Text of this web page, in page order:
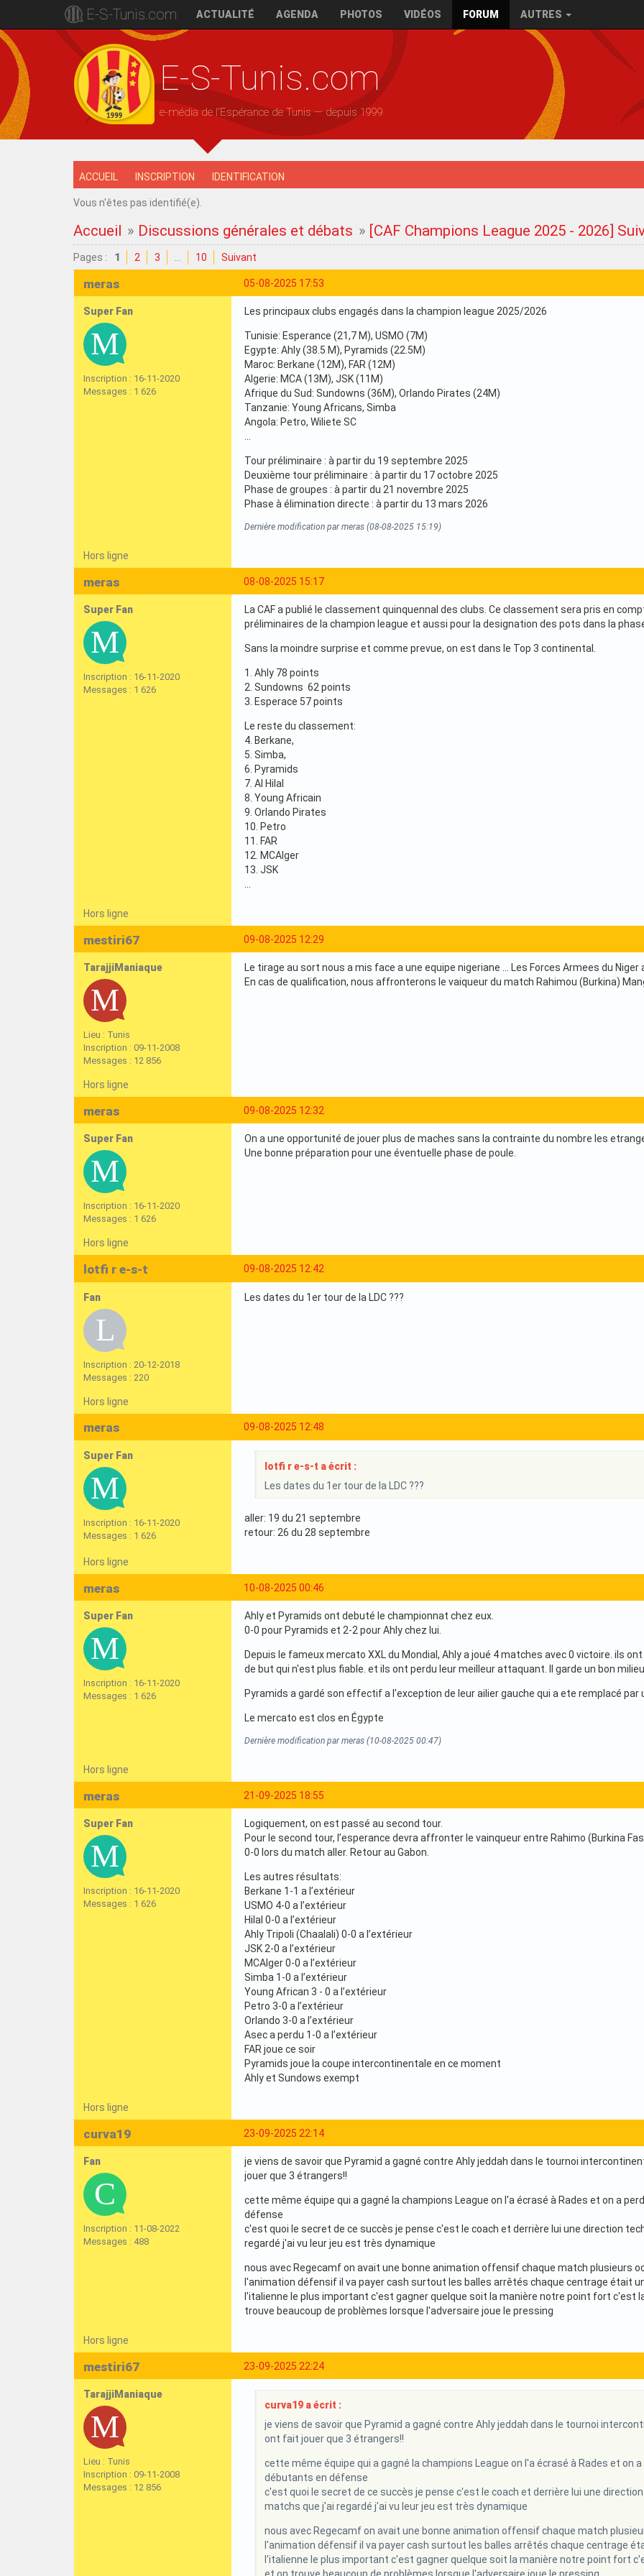
E-S-Tunis.com ACTUALITÉ AGENDA PHOTOS VIDÉOS FORUM AUTRES
E-S-Tunis.com
e-média de l'Espérance de Tunis — depuis 1999
ACCUEIL INSCRIPTION IDENTIFICATION
Vous n'êtes pas identifié(e).
Accueil » Discussions générales et débats » [CAF Champions League 2025 - 2026]
Pages : 1 2 3 10 Suivant
05-08-2025 17:53
meras
Super Fan
Inscription : 16-11-2020
Messages : 1 626
Les principaux clubs engagés dans la champion league 2025/2026
Tunisie: Esperance (21,7 M), USMO (7M)
Egypte: Ahly (38.5 M), Pyramids (22.5M)
Maroc: Berkane (12M), FAR (12M)
Algerie: MCA (13M), JSK (11M)
Afrique du Sud: Sundowns (36M), Orlando Pirates (24M)
Tanzanie: Young Africans, Simba
Angola: Petro, Wiliete SC
...
Tour préliminaire : à partir du 19 septembre 2025
Deuxième tour préliminaire : à partir du 17 octobre 2025
Phase de groupes : à partir du 21 novembre 2025
Phase à élimination directe : à partir du 13 mars 2026
Dernière modification par meras (08-08-2025 15:19)
Hors ligne
08-08-2025 15:17
meras
Super Fan
Inscription : 16-11-2020
Messages : 1 626
La CAF a publié le classement quinquennal des clubs. Ce classement sera pris en
préliminaires de la champion league et aussi pour la designation des pots dans la
Sans la moindre surprise et comme prevue, on est dans le Top 3 continental.
1. Ahly 78 points
2. Sundowns 62 points
3. Esperace 57 points
Le reste du classement:
4. Berkane,
5. Simba,
6. Pyramids
7. Al Hilal
8. Young Africain
9. Orlando Pirates
10. Petro
11. FAR
12. MCAlger
13. JSK
…
Hors ligne
09-08-2025 12:29
mestiri67
TarajjiManiaque
Lieu : Tunis
Inscription : 09-11-2008
Messages : 12 856
Le tirage au sort nous a mis face a une equipe nigeriane ... Les Forces Armees du
En cas de qualification, nous affronterons le vaiqueur du match Rahimou (Burkina)
Hors ligne
09-08-2025 12:32
meras
Super Fan
Inscription : 16-11-2020
Messages : 1 626
On a une opportunité de jouer plus de maches sans la contrainte du nombre les
Une bonne préparation pour une éventuelle phase de poule.
Hors ligne
09-08-2025 12:42
lotfi r e-s-t
Fan
Inscription : 20-12-2018
Messages : 220
Les dates du 1er tour de la LDC ???
Hors ligne
09-08-2025 12:48
meras
Super Fan
Inscription : 16-11-2020
Messages : 1 626
lotfi r e-s-t a écrit :
Les dates du 1er tour de la LDC ???
aller: 19 du 21 septembre
retour: 26 du 28 septembre
Hors ligne
10-08-2025 00:46
meras
Super Fan
Inscription : 16-11-2020
Messages : 1 626
Ahly et Pyramids ont debuté le championnat chez eux.
0-0 pour Pyramids et 2-2 pour Ahly chez lui.
Depuis le fameux mercato XXL du Mondial, Ahly a joué 4 matches avec 0 victoire. ils
de but qui n'est plus fiable. et ils ont perdu leur meilleur attaquant. Il garde un bon
Pyramids a gardé son effectif a l'exception de leur ailier gauche qui a ete remplacé par
Le mercato est clos en Égypte
Dernière modification par meras (10-08-2025 00:47)
Hors ligne
21-09-2025 18:55
meras
Super Fan
Inscription : 16-11-2020
Messages : 1 626
Logiquement, on est passé au second tour.
Pour le second tour, l’esperance devra affronter le vainqueur entre Rahimo (Burkina
0-0 lors du match aller. Retour au Gabon.
Les autres résultats:
Berkane 1-1 a l’extérieur
USMO 4-0 a l’extérieur
Hilal 0-0 a l’extérieur
Ahly Tripoli (Chaalali) 0-0 a l’extérieur
JSK 2-0 a l’extérieur
MCAlger 0-0 a l’extérieur
Simba 1-0 a l’extérieur
Young African 3 - 0 a l’extérieur
Petro 3-0 a l’extérieur
Orlando 3-0 a l’extérieur
Asec a perdu 1-0 a l’extérieur
FAR joue ce soir
Pyramids joue la coupe intercontinentale en ce moment
Ahly et Sundows exempt
Hors ligne
23-09-2025 22:14
curva19
Fan
Inscription : 11-08-2022
Messages : 488
je viens de savoir que Pyramid a gagné contre Ahly jeddah dans le tournoi
jouer que 3 étrangers!!
cette même équipe qui a gagné la champions League on l'a écrasé à Rades et on a
défense
c'est quoi le secret de ce succès je pense c'est le coach et derrière lui une direction
regardé j'ai vu leur jeu est très dynamique
nous avec Regecamf on avait une bonne animation offensif chaque match plusieurs
l'animation défensif il va payer cash surtout les balles arrêtés chaque centrage était
l'italienne le plus important c'est gagner quelque soit la manière notre point fort c'est
trouve beaucoup de problèmes lorsque l'adversaire joue le pressing
Hors ligne
23-09-2025 22:24
mestiri67
TarajjiManiaque
Lieu : Tunis
Inscription : 09-11-2008
Messages : 12 856
curva19 a écrit :
je viens de savoir que Pyramid a gagné contre Ahly jeddah dans le tournoi
ont fait jouer que 3 étrangers!!
cette même équipe qui a gagné la champions League on l'a écrasé à Rades et on
débutants en défense
c'est quoi le secret de ce succès je pense c'est le coach et derrière lui une
matchs que j'ai regardé j'ai vu leur jeu est très dynamique
nous avec Regecamf on avait une bonne animation offensif chaque match
l'animation défensif il va payer cash surtout les balles arrêtés chaque centrage
l'italienne le plus important c'est gagner quelque soit la manière notre point fort